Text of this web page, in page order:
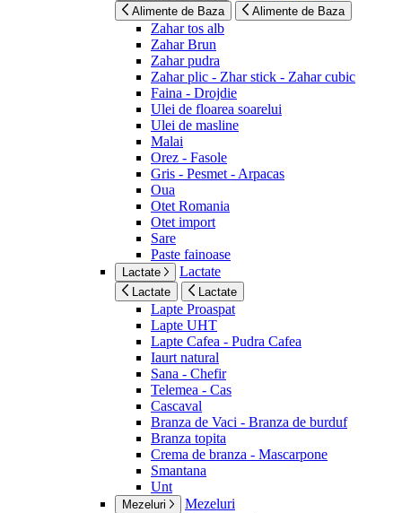
Alimente de Baza Alimente de Baza
Zahar tos alb
Zahar Brun
Zahar pudra
Zahar plic - Zhar stick - Zahar cubic
Faina - Drojdie
Ulei de floarea soarelui
Ulei de masline
Malai
Orez - Fasole
Gris - Pesmet - Arpacas
Oua
Otet Romania
Otet import
Sare
Paste fainoase
Lactate Lactate
Lactate Lactate
Lapte Proaspat
Lapte UHT
Lapte Cafea - Pudra Cafea
Iaurt natural
Sana - Chefir
Telemea - Cas
Cascaval
Branza de Vaci - Branza de burduf
Branza topita
Crema de branza - Mascarpone
Smantana
Unt
Mezeluri Mezeluri